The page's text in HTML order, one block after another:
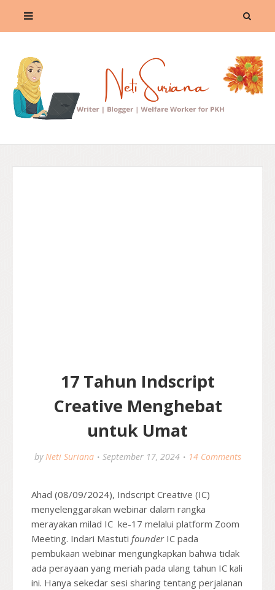
17 Tahun Indscript
Creative Menghebat
untuk Umat
by Neti Suriana September 17, 2024 14 Comments
Ahad (08/09/2024), Indscript Creative (IC)
menyelenggarakan webinar dalam rangka
merayakan milad IC ke-17 melalui platform Zoom
Meeting. Indari Mastuti founderIC pada
pembukaan webinar mengungkapkan bahwa tidak
ada perayaan yang meriah pada ulang tahun IC kali
ini. Hanya sekedar sesi sharing tentang perjalanan